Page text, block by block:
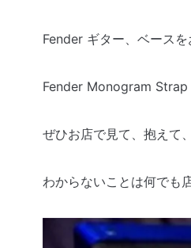
Fender ギター、ベース
Fender Monogram Strap
ぜひお店で見て、抱えて
わからないことは何でも